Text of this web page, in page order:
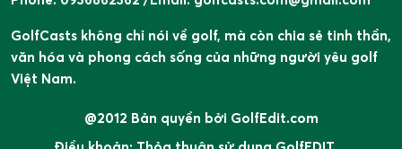
GolfCasts không chỉ nói về golf, mà còn chia sẻ tinh thần,
văn hóa và phong cách sống của những người yêu golf
Việt Nam.
@2012 Bản quyền bởi GolfEdit.com